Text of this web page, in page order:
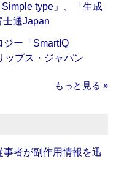
Simple type」、「生成
通Japan
ジー「SmartIQ
プス・ジャパン
もっと見る »
事者が副作用情報を迅